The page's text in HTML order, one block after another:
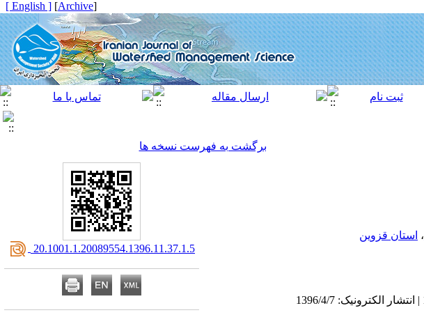
[
Archive
]
[ English ]
برگشت به فهرست نسخه ها
، استان قزوین
‎ 20.1001.1.20089554.1396.11.37.1.5